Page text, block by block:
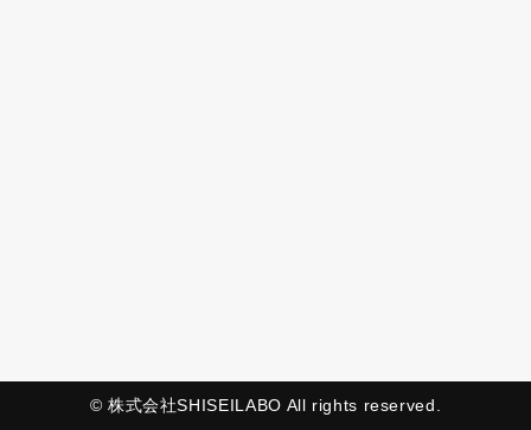
© 株式会社SHISEILABO All rights reserved.